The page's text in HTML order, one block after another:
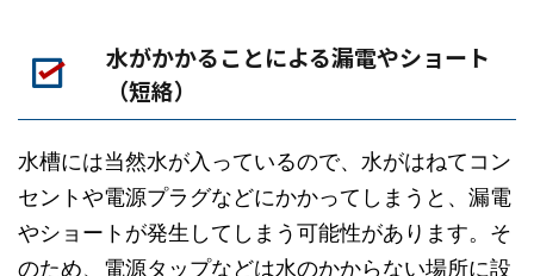
水がかかることによる漏電やショート
（短絡）
水槽には当然水が入っているので、水がはねてコン
セントや電源プラグなどにかかってしまうと、漏電
やショートが発生してしまう可能性があります。そ
のため、電源タップなどは水のかからない場所に設